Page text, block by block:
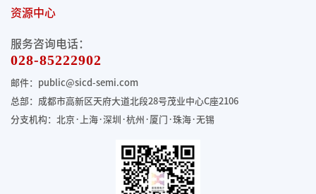
资源中心
服务咨询电话：
028-85222902
邮件：public@sicd-semi.com
总部：成都市高新区天府大道北段28号茂业中心C座2106
分支机构：北京·上海·深圳·杭州·厦门·珠海·无锡